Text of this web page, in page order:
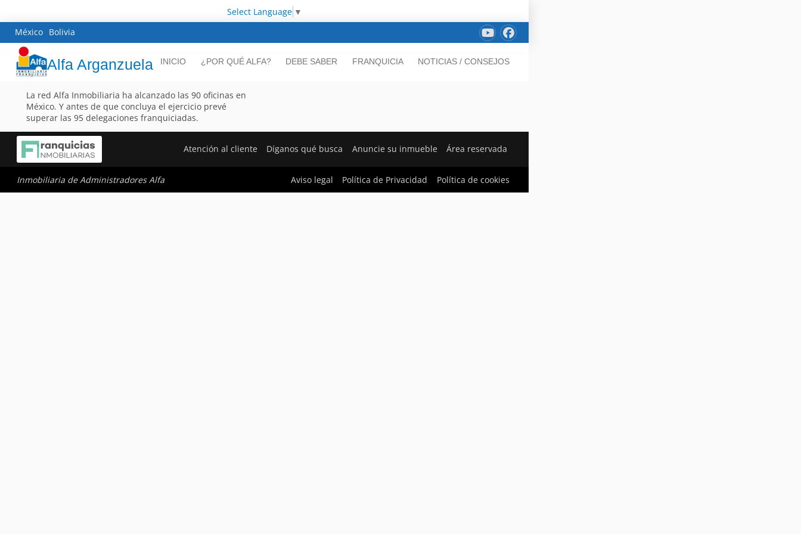
Select Language ▼
México Bolivia
Alfa Arganzuela INICIO ¿POR QUÉ ALFA? DEBE SABER FRANQUICIA NOTICIAS / CONSEJOS
La red Alfa Inmobiliaria ha alcanzado las 90 oficinas en
México. Y antes de que concluya el ejercicio prevé
superar las 95 delegaciones franquiciadas.
Atención al cliente Díganos qué busca Anuncie su inmueble Área reservada
Inmobiliaria de Administradores Alfa Aviso legal Política de Privacidad Política de cookies